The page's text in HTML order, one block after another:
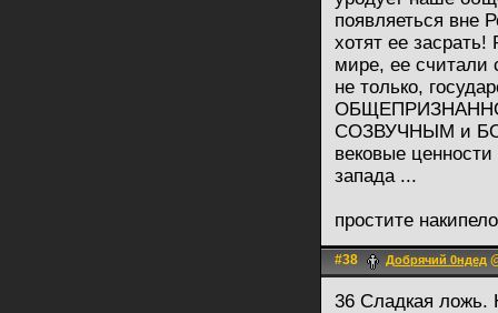
появляеться вне
хотят ее
мире, ее
не только,
СОЗВУЧНЫМ и
вековые
запада ...
простите
#38 Добрячий 0ндед
36 Сладкая ложь.